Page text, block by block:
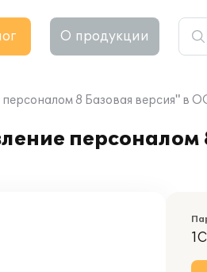
О продукции
8 Базовая версия" в